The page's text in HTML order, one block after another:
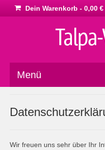
Dein Warenkorb - 0,00 €
Menü
Philosophie
Wir freuen uns sehr über Ihr